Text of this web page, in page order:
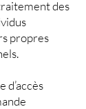
des
propres
d’accès